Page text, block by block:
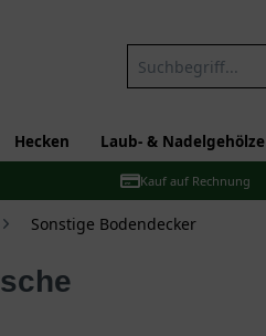
Hecken Laub- & Nadelgehölze
Kauf auf Rechnung
Sonstige Bodendecker